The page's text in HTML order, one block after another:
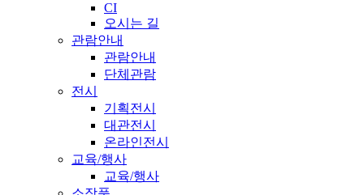
CI
오시는 길
관람안내
관람안내
단체관람
전시
기획전시
대관전시
온라인전시
교육/행사
교육/행사